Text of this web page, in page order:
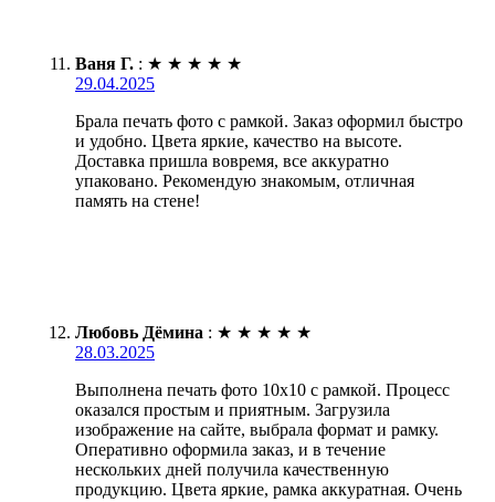
Ваня Г. : ★ ★ ★ ★ ★
29.04.2025
Брала печать фото с рамкой. Заказ оформил быстро
и удобно. Цвета яркие, качество на высоте.
Доставка пришла вовремя, все аккуратно
упаковано. Рекомендую знакомым, отличная
память на стене!
Любовь Дёмина : ★ ★ ★ ★ ★
28.03.2025
Выполнена печать фото 10х10 с рамкой. Процесс
оказался простым и приятным. Загрузила
изображение на сайте, выбрала формат и рамку.
Оперативно оформила заказ, и в течение
нескольких дней получила качественную
продукцию. Цвета яркие, рамка аккуратная. Очень